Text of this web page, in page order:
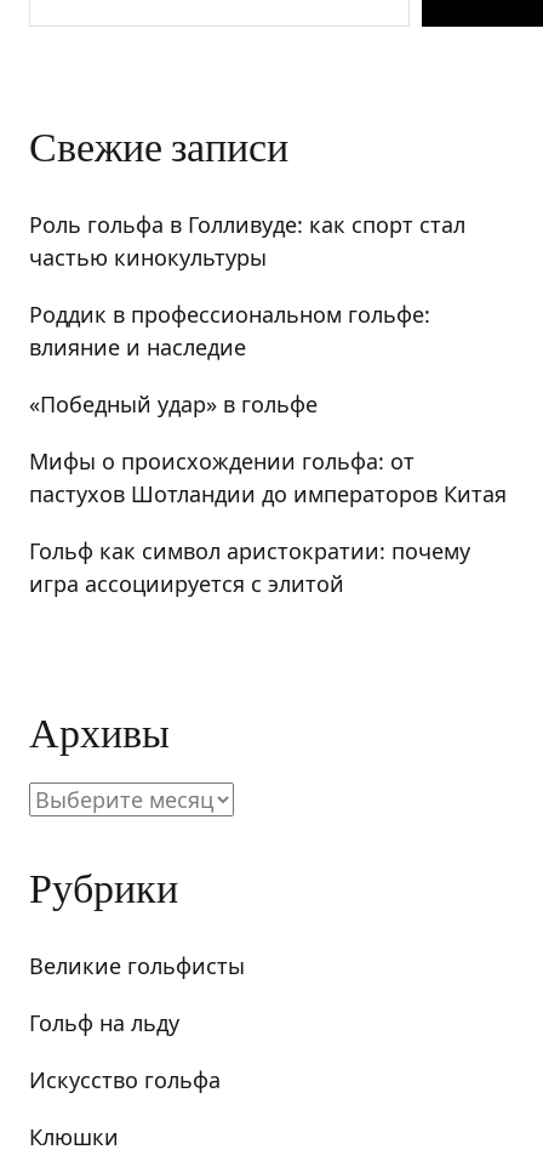
Свежие записи
Роль гольфа в Голливуде: как спорт стал
частью кинокультуры
Роддик в профессиональном гольфе:
влияние и наследие
«Победный удар» в гольфе
Мифы о происхождении гольфа: от
пастухов Шотландии до императоров Китая
Гольф как символ аристократии: почему
игра ассоциируется с элитой
Архивы
Архивы
Рубрики
Великие гольфисты
Гольф на льду
Искусство гольфа
Клюшки